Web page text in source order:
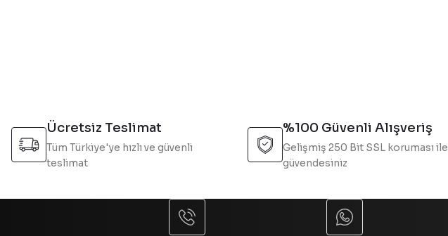
Bu ürüne benzer farklı alternatifler olmalı.
Ücretsiz Teslimat
Tüm Türkiye'ye hızlı ve güvenli
teslimat
%100 Güvenli Alışveriş
Gelişmiş 250 Bit SSL koruması ile
güvendesiniz